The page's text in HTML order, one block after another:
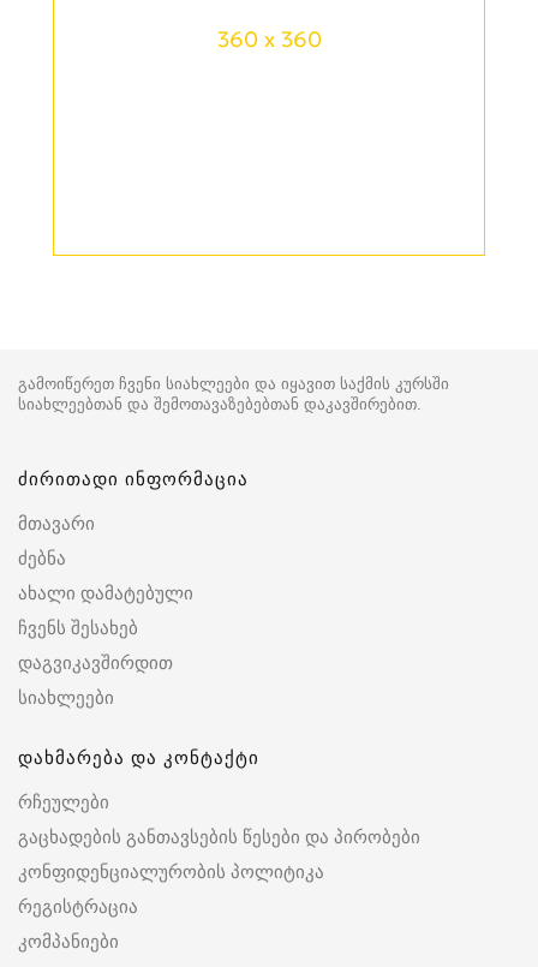
360 x 360
გამოიწერეთ ჩვენი სიახლეები და იყავით საქმის კურსში
სიახლეებთან და შემოთავაზებებთან დაკავშირებით.
ძირითადი ინფორმაცია
მთავარი
ძებნა
ახალი დამატებული
ჩვენს შესახებ
დაგვიკავშირდით
სიახლეები
დახმარება და კონტაქტი
რჩეულები
გაცხადების განთავსების წესები და პირობები
კონფიდენციალურობის პოლიტიკა
რეგისტრაცია
კომპანიები